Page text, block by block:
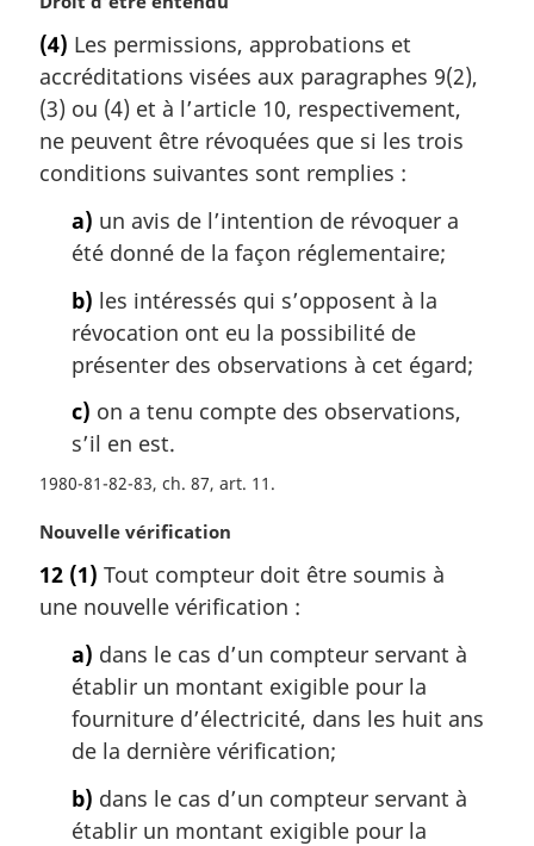
t
e
m
a
g
(4) Les permissions, approbations et
accréditations visées aux paragraphes 9(2),
(3) ou (4) et à l’article 10, respectivement,
ne peuvent être révoquées que si les trois
conditions suivantes sont remplies :
a) un avis de l’intention de révoquer a
été donné de la façon réglementaire;
b) les intéressés qui s’opposent à la
révocation ont eu la possibilité de
présenter des observations à cet égard;
c) on a tenu compte des observations,
s’il en est.
1980-81-82-83, ch. 87, art. 11
N
t
e
Nouvelle vérification
12 (1) Tout compteur doit être soumis à
une nouvelle vérification :
a) dans le cas d’un compteur servant à
établir un montant exigible pour la
fourniture d’électricité, dans les huit ans
de la dernière vérification;
b) dans le cas d’un compteur servant à
établir un montant exigible pour la